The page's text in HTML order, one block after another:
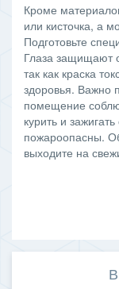
Кроме
или кисточка, а
Подготовьте
Глаза защищают
так как краска
здоровья. Важно
помещение
курить и
пожароопасны.
выходите на